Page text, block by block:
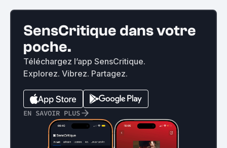
SensCritique dans votre
poche.
Téléchargez l’app SensCritique.
Explorez. Vibrez. Partagez.
EN SAVOIR PLUS